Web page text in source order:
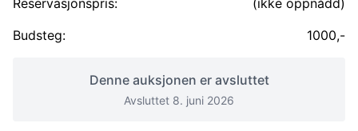
Reservasjonspris:
(ikke oppnådd)
Budsteg:
1000,-
Denne auksjonen er avsluttet
Avsluttet 8. juni 2026